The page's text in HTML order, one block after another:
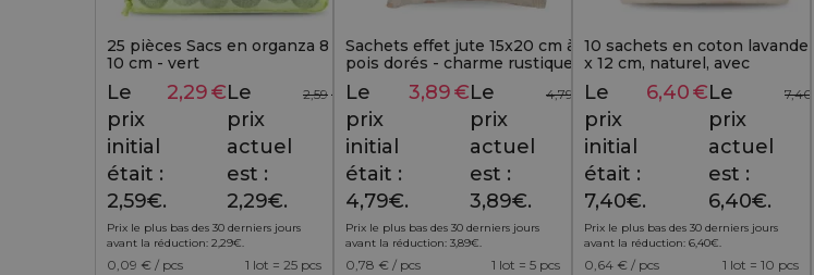
25 pièces Sacs en organza 8 x
10 cm - vert
2,59 €
Le
prix
initial
était :
2,59€.
2,29€Le
prix
actuel
est :
2,29€.
Prix le plus bas des 30 derniers jours
avant la réduction: 2,29€
0,09 € / pcs 1 lot = 25 pcs
Sachets effet jute 15x20 cm à
pois dorés - charme rustique
pour emballages cadeaux
4,79
Le
prix
initial
était :
4,79€.
3,89€Le
prix
actuel
est :
3,89€.
Prix le plus bas des 30 derniers jours
avant la réduction: 3,89€
0,78 € / pcs 1 lot = 5 pcs
10 sachets en coton lavande 9
x 12 cm, naturel, avec
l'inscription "Lavande de
Provence"
7,40
Le
prix
initial
était :
7,40€.
6,40€Le
prix
actuel
est :
6,40€.
Prix le plus bas des 30 derniers jours
avant la réduction: 6,40€
0,64 € / pcs 1 lot = 10 pcs